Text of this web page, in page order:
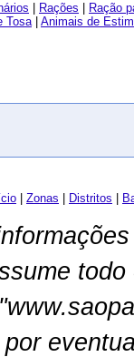
Rações
Ração
Tosa| Animais de
Zonas Distritos